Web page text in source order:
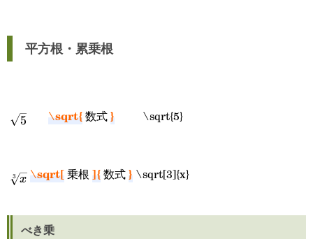
平方根・累乗根
\sqrt{5}
5 \sqrt{数式} \sqrt{5}
\sqrt[3]
3 x \sqrt[乗根 ]{数式} \sqrt[3]{x}
べき乗